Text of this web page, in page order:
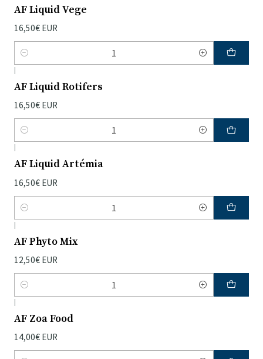
AF Liquid Vege
16,50€ EUR
Quantidade
|
AF Liquid Rotifers
16,50€ EUR
Quantidade
|
AF Liquid Artémia
16,50€ EUR
Quantidade
|
AF Phyto Mix
12,50€ EUR
Quantidade
|
AF Zoa Food
14,00€ EUR